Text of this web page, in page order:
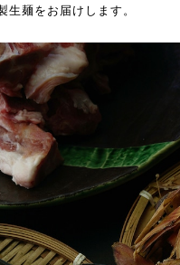
麺をお届けします。